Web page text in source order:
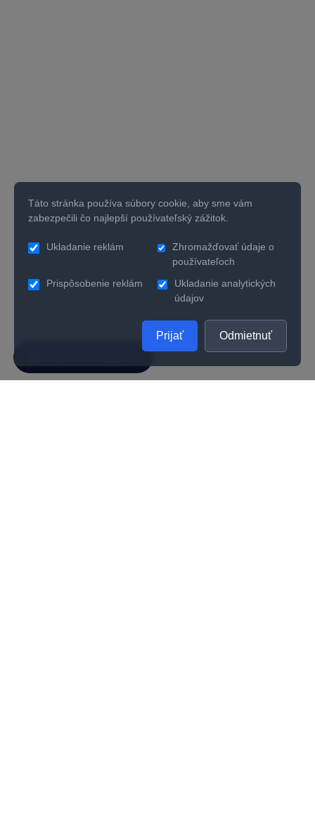
Táto stránka používa súbory cookie, aby sme vám
zabezpečili čo najlepší používateľský zážitok.
Ukladanie reklám
Zhromažďovať údaje o
používateľoch
Prispôsobenie reklám
Ukladanie analytických
údajov
Prijať Odmietnuť